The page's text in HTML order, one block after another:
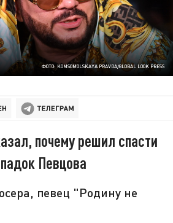
ФОТО: KOMSOMOLSKAYA PRAVDA/GLOBAL LOOK PRESS
почему решил спасти
Певцова
певец "Родину не